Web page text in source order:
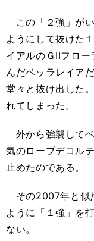
この「２強」が
ようにして抜けた
イアルのＧIIフロ
んだベッラレイア
堂々と抜け出した
れてしまった。
外から強襲して
気のローブデコル
止めたのである。
その2007年と似
ように「１強」を
ない。